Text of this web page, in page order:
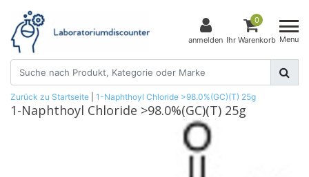
anmelden
0
Ihr Warenkorb Menu
Zurück zu Startseite 1-Naphthoyl Chloride >98.0%(GC)(T) 25g
1-Naphthoyl Chloride >98.0%(GC)(T) 25g